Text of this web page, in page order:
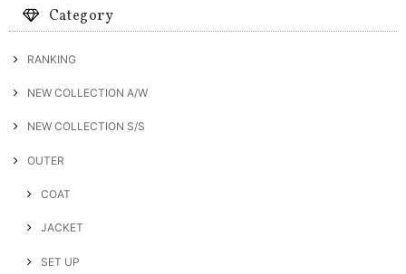
Category
RANKING
NEW COLLECTION A/W
NEW COLLECTION S/S
OUTER
COAT
JACKET
SET UP